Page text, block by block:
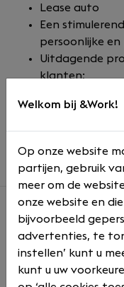
Lease auto
Een
persoonlijke en
Uitdagende
klanten;
Competitief
Over ons
4Minds is een
gespecialiseerd is
Welkom bij &Work!
Op onze website
partijen, gebruik
meer om de
onze website en
bijvoorbeeld
advertenties, te
instellen’ kunt u
kunt u uw